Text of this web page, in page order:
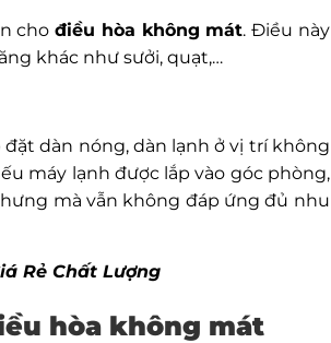
chođiều hòa không mát. Điều này
khác như sưởi, quạt,…
dàn nóng, dàn lạnh ở vị trí không
máy lạnh được lắp vào góc phòng,
mà vẫn không đáp ứng đủ nhu
Rẻ Chất Lượng
hòa không mát